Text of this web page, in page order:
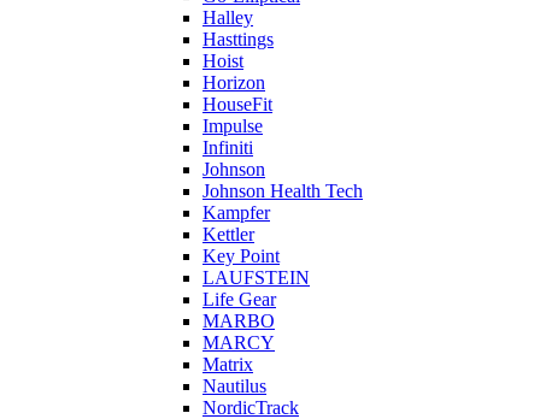
Halley
Hasttings
Hoist
Horizon
HouseFit
Impulse
Infiniti
Johnson
Johnson Health Tech
Kampfer
Kettler
Key Point
LAUFSTEIN
Life Gear
MARBO
MARCY
Matrix
Nautilus
NordicTrack